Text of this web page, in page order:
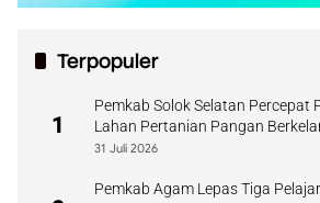
Terpopuler
1
Pemkab Solok Selatan Percepat
Lahan Pertanian Pangan
31 Juli 2026
Pemkab Agam Lepas Tiga